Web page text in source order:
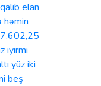
elan
həmin
iyirmi
yüz iki
beş